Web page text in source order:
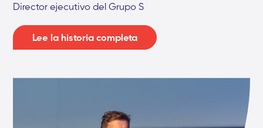
Director ejecutivo del Grupo S
Lee la historia completa